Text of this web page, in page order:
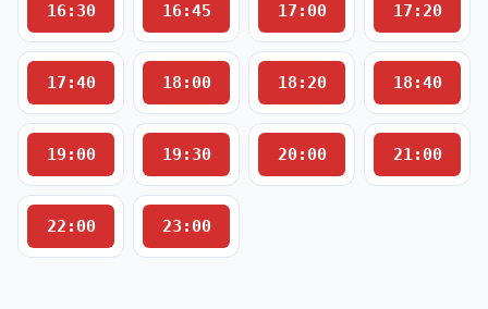
16:30 16:45 17:00 17:20
17:40 18:00 18:20 18:40
19:00 19:30 20:00 21:00
22:00 23:00